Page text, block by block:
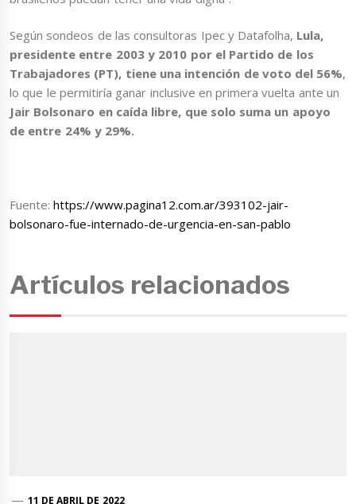
Según sondeos de las consultoras Ipec y Datafolha, Lula,
presidente entre 2003 y 2010 por el Partido de los
Trabajadores (PT), tiene una intención de voto del 56%,
lo que le permitiría ganar inclusive en primera vuelta ante un
Jair Bolsonaro en caída libre, que solo suma un apoyo
de entre 24% y 29%.
Fuente:https://www.pagina12.com.ar/393102-jair-
bolsonaro-fue-internado-de-urgencia-en-san-pablo
Artículos relacionados
11 DE ABRIL DE 2022